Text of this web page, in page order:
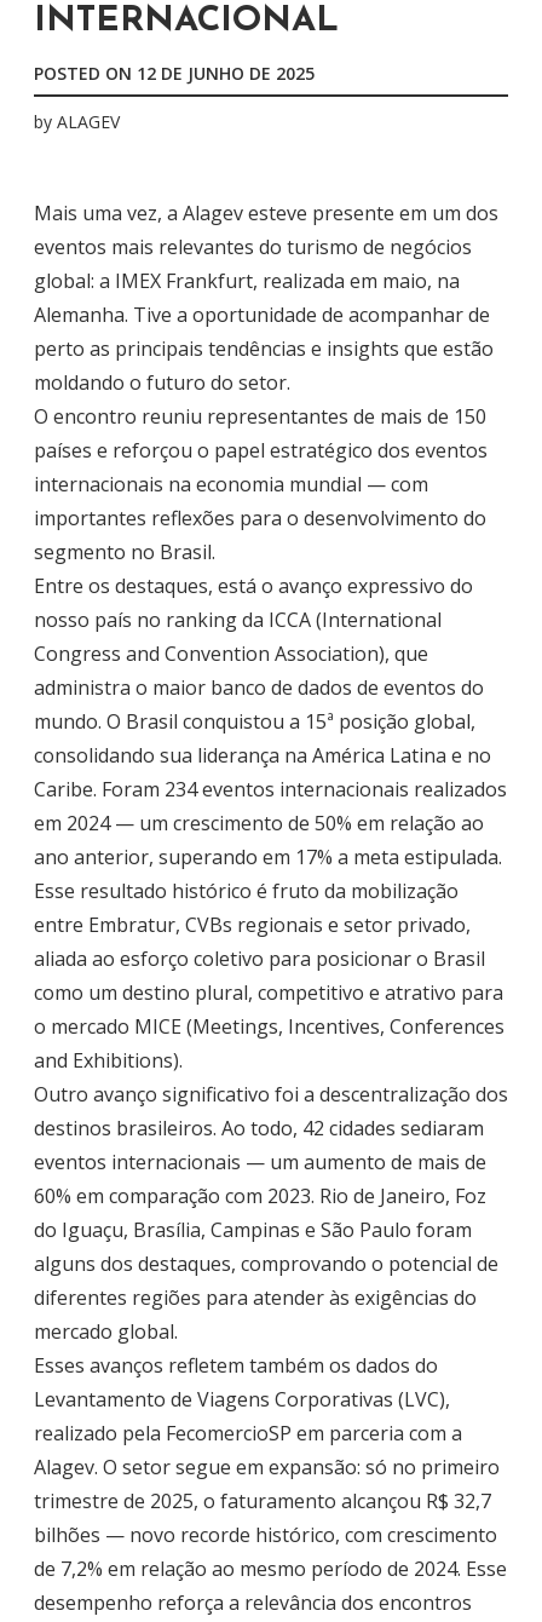
INTERNACIONAL
POSTED ON 12 DE JUNHO DE 2025
by ALAGEV
Mais uma vez, a Alagev esteve presente em um dos
eventos mais relevantes do turismo de negócios
global: a IMEX Frankfurt, realizada em maio, na
Alemanha. Tive a oportunidade de acompanhar de
perto as principais tendências e insights que estão
moldando o futuro do setor.
O encontro reuniu representantes de mais de 150
países e reforçou o papel estratégico dos eventos
internacionais na economia mundial — com
importantes reflexões para o desenvolvimento do
segmento no Brasil.
Entre os destaques, está o avanço expressivo do
nosso país no ranking da ICCA (International
Congress and Convention Association), que
administra o maior banco de dados de eventos do
mundo. O Brasil conquistou a 15ª posição global,
consolidando sua liderança na América Latina e no
Caribe. Foram 234 eventos internacionais realizados
em 2024 — um crescimento de 50% em relação ao
ano anterior, superando em 17% a meta estipulada.
Esse resultado histórico é fruto da mobilização
entre Embratur, CVBs regionais e setor privado,
aliada ao esforço coletivo para posicionar o Brasil
como um destino plural, competitivo e atrativo para
o mercado MICE (Meetings, Incentives, Conferences
and Exhibitions).
Outro avanço significativo foi a descentralização dos
destinos brasileiros. Ao todo, 42 cidades sediaram
eventos internacionais — um aumento de mais de
60% em comparação com 2023. Rio de Janeiro, Foz
do Iguaçu, Brasília, Campinas e São Paulo foram
alguns dos destaques, comprovando o potencial de
diferentes regiões para atender às exigências do
mercado global.
Esses avanços refletem também os dados do
Levantamento de Viagens Corporativas (LVC),
realizado pela FecomercioSP em parceria com a
Alagev. O setor segue em expansão: só no primeiro
trimestre de 2025, o faturamento alcançou R$ 32,7
bilhões — novo recorde histórico, com crescimento
de 7,2% em relação ao mesmo período de 2024. Esse
desempenho reforça a relevância dos encontros